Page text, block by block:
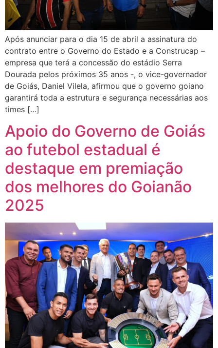
Após anunciar para o dia 15 de abril a assinatura do
contrato entre o Governo do Estado e a Construcap –
empresa que terá a concessão do estádio Serra
Dourada pelos próximos 35 anos -, o vice-governador
de Goiás, Daniel Vilela, afirmou que o governo goiano
garantirá toda a estrutura e segurança necessárias aos
times […]
Apoio do Governo de Goiás
ao futebol estadual é
destaque em premiação
dos melhores do Goianão
2025